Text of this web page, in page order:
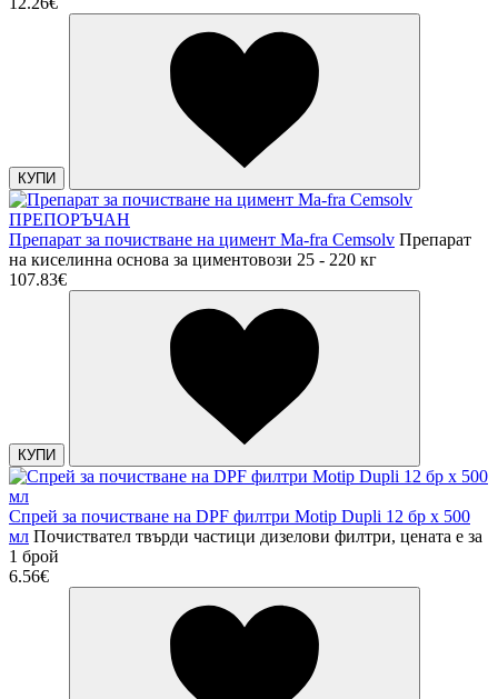
КУПИ
ПРЕПОРЪЧАН
Препарат за почистване на цимент Ma-fra Cemsolv Препарат
на киселинна основа за циментовози 25 - 220 кг
107.83€
КУПИ
Спрей за почистване на DPF филтри Motip Dupli 12 бр х 500
мл Почиствател твърди частици дизелови филтри, цената е за
1 брой
6.56€